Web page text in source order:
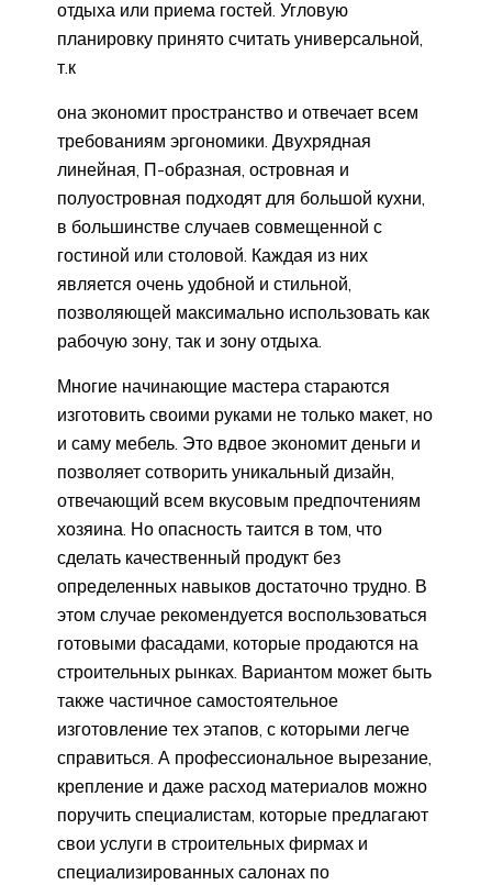
отдыха или приема гостей. Угловую
планировку принято считать универсальной,
т.к
она экономит пространство и отвечает всем
требованиям эргономики. Двухрядная
линейная, П-образная, островная и
полуостровная подходят для большой кухни,
в большинстве случаев совмещенной с
гостиной или столовой. Каждая из них
является очень удобной и стильной,
позволяющей максимально использовать как
рабочую зону, так и зону отдыха.
Многие начинающие мастера стараются
изготовить своими руками не только макет, но
и саму мебель. Это вдвое экономит деньги и
позволяет сотворить уникальный дизайн,
отвечающий всем вкусовым предпочтениям
хозяина. Но опасность таится в том, что
сделать качественный продукт без
определенных навыков достаточно трудно. В
этом случае рекомендуется воспользоваться
готовыми фасадами, которые продаются на
строительных рынках. Вариантом может быть
также частичное самостоятельное
изготовление тех этапов, с которыми легче
справиться. А профессиональное вырезание,
крепление и даже расход материалов можно
поручить специалистам, которые предлагают
свои услуги в строительных фирмах и
специализированных салонах по